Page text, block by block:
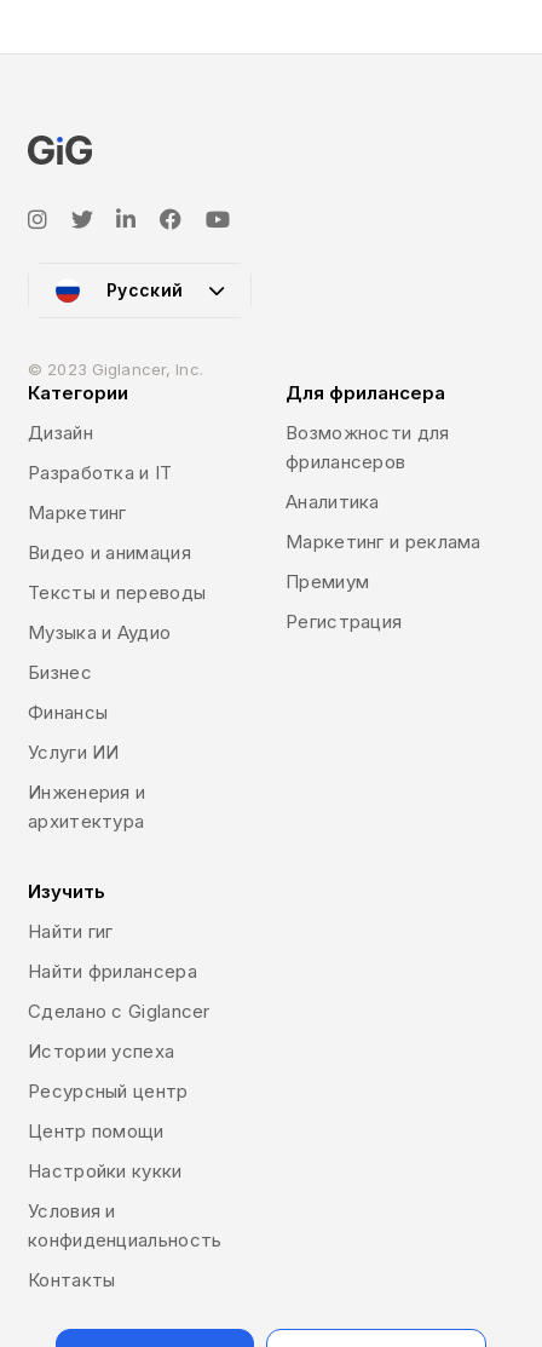
Русский
© 2023 Giglancer, Inc.
Категории
Дизайн
Разработка и IT
Маркетинг
Видео и анимация
Тексты и переводы
Музыка и Аудио
Бизнес
Финансы
Услуги ИИ
Инженерия и
архитектура
Для фрилансера
Возможности для
фрилансеров
Аналитика
Маркетинг и реклама
Премиум
Регистрация
Изучить
Найти гиг
Найти фрилансера
Сделано с Giglancer
Истории успеха
Ресурсный центр
Центр помощи
Настройки кукки
Условия и
конфиденциальность
Контакты